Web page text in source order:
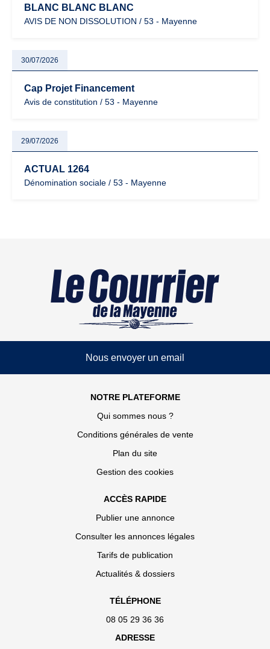
BLANC BLANC BLANC
AVIS DE NON DISSOLUTION / 53 - Mayenne
30/07/2026
Cap Projet Financement
Avis de constitution / 53 - Mayenne
29/07/2026
ACTUAL 1264
Dénomination sociale / 53 - Mayenne
Nous envoyer un email
NOTRE PLATEFORME
Qui sommes nous ?
Conditions générales de vente
Plan du site
Gestion des cookies
ACCÈS RAPIDE
Publier une annonce
Consulter les annonces légales
Tarifs de publication
Actualités & dossiers
TÉLÉPHONE
08 05 29 36 36
ADRESSE